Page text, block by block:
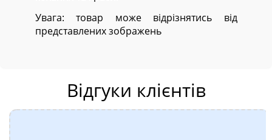
Увага: товар може відрізнятись від
представлених зображень
Відгуки клієнтів